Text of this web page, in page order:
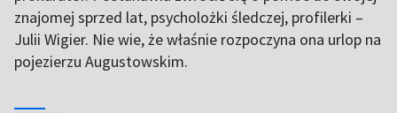
znajomej sprzed lat, psycholożki śledczej, profilerki –
Julii Wigier. Nie wie, że właśnie rozpoczyna ona urlop na
pojezierzu Augustowskim.